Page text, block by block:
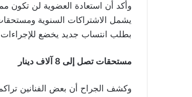
وأكد أن استعادة العضوية لن تكون
يشمل الاشتراكات السنوية
بطلب انتساب جديد يخضع
مستحقات تصل إلى 8 آلاف دينار